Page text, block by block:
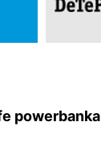
powerbanka